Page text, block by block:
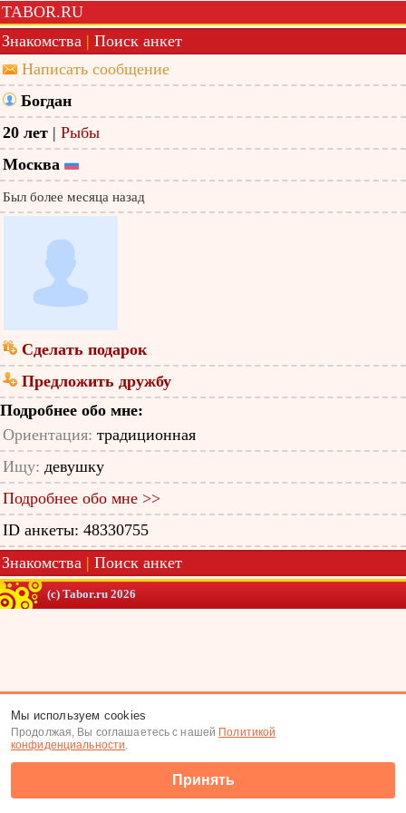
TABOR.RU
Знакомства | Поиск анкет
Написать сообщение
Богдан
20 лет | Рыбы
Москва
Был более месяца назад
Сделать подарок
Предложить дружбу
Подробнее обо мне:
Ориентация: традиционная
Ищу: девушку
Подробнее обо мне >>
ID анкеты: 48330755
Знакомства | Поиск анкет
(c) Tabor.ru 2026
Мы используем cookies
Продолжая, Вы соглашаетесь с нашей Политикой
конфиденциальности.
Принять